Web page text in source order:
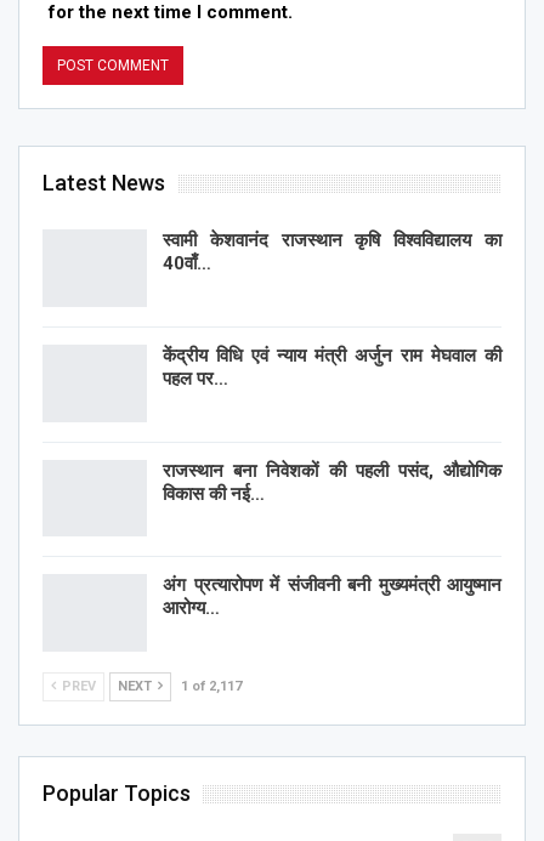
for the next time I comment.
Latest News
स्वामी केशवानंद राजस्थान कृषि विश्वविद्यालय का
40वाँ…
केंद्रीय विधि एवं न्याय मंत्री अर्जुन राम मेघवाल की
पहल पर…
राजस्थान बना निवेशकों की पहली पसंद, औद्योगिक
विकास की नई…
अंग प्रत्यारोपण में संजीवनी बनी मुख्यमंत्री आयुष्मान
आरोग्य…
PREV NEXT 1 of 2,117
Popular Topics